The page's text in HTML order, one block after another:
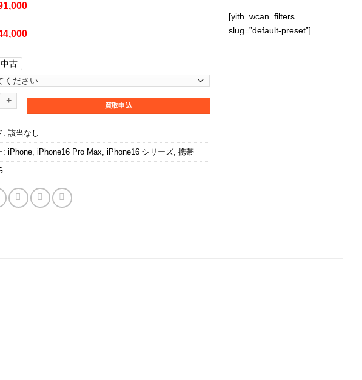
中古
Pro Max 512GB個
買取申込
: 該当なし
: iPhone iPhone16 Pro Max iPhone16 シリーズ 携帯
[yith_wcan_filters
slug=”default-preset”]